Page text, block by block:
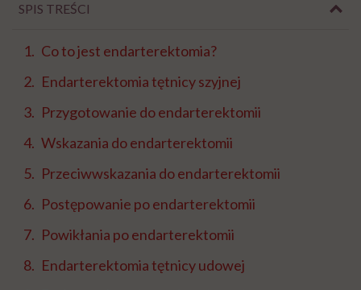
SPIS TREŚCI
Co to jest endarterektomia?
Endarterektomia tętnicy szyjnej
Przygotowanie do endarterektomii
Wskazania do endarterektomii
Przeciwwskazania do endarterektomii
Postępowanie po endarterektomii
Powikłania po endarterektomii
Endarterektomia tętnicy udowej